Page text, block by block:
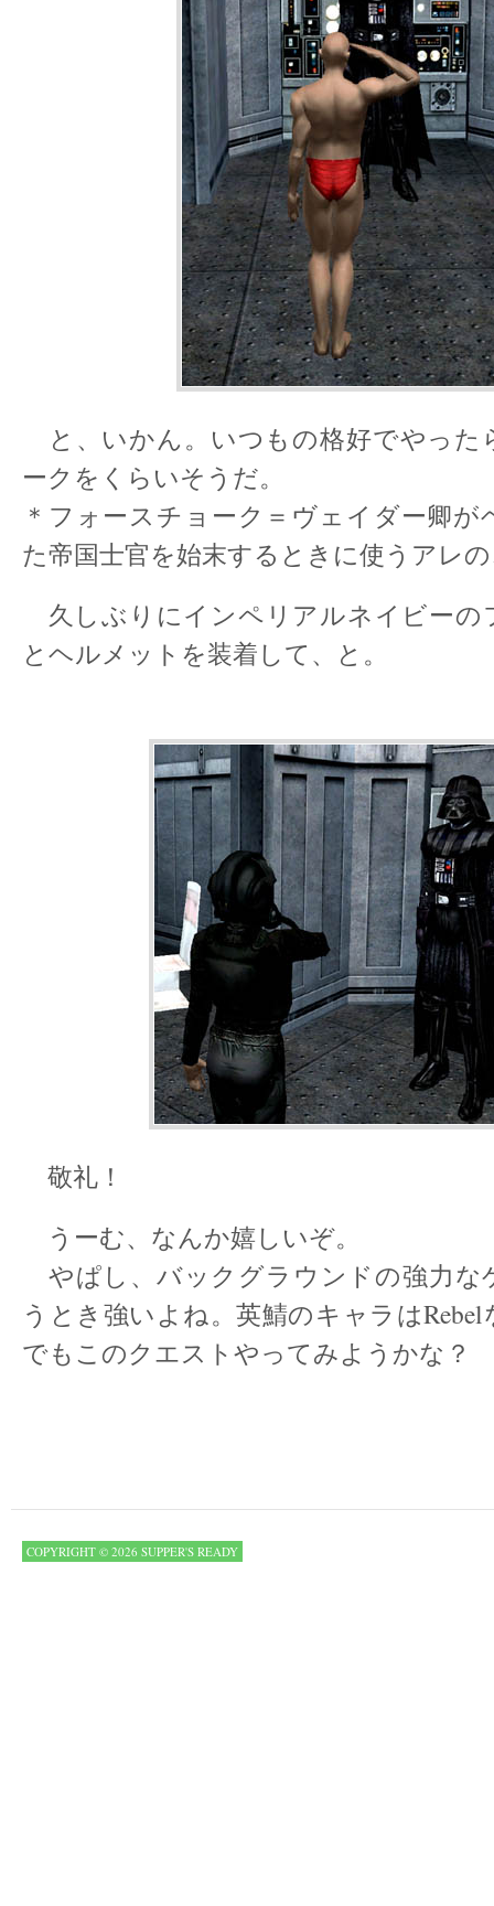
と、いかん。いつもの格好でやった
ークをくらいそうだ。
＊フォースチョーク＝ヴェイダー卿
た帝国士官を始末するときに使うアレ
久しぶりにインペリアルネイビーの
とヘルメットを装着して、と。
敬礼！
うーむ、なんか嬉しいぞ。
やぱし、バックグラウンドの強力な
うとき強いよね。英鯖のキャラは
でもこのクエストやってみようかな？
COPYRIGHT © 2026 SUPPER'S READY